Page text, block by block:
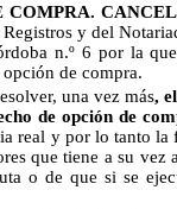
y del
n.º 6 por la
de compra.
una vez más,
de opción de
real y por lo tanto
que tiene a su
o de que si se